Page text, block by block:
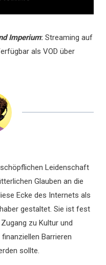
Imperium: Streaming auf
als VOD über
Leidenschaft
Glauben an die
Ecke des Internets als
gestaltet. Sie ist fest
zu Kultur und
Barrieren
sollte.